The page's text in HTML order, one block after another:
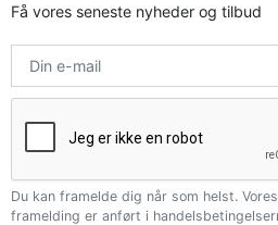
Få vores seneste nyheder og tilbud
Du kan framelde dig når som helst.
framelding er anført i